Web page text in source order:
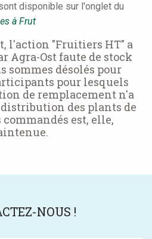
disponible sur l'onglet du
à Frut
l'action "Fruitiers HT" a
Agra-Ost faute de stock
sommes désolés pour
pour lesquels
de remplacement n'a
des plants de
est, elle,
NOUS !